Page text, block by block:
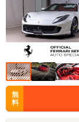
無
料